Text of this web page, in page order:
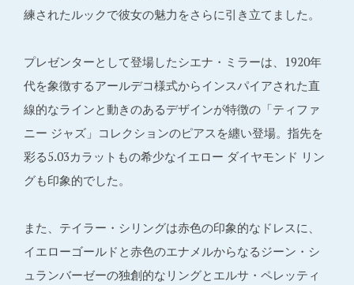
練されたルックで彼女の魅力をさらに引き立てました。
プレゼンターとして登場したシエナ・ミラーは、1920年
代を象徴するアールデコ様式からインスパイアされた直
線的なラインと動きのあるデザインが特徴の「ティファ
ニー ジャズ」コレクションのピアスを纏い登場。指先を
彩る5.03カラットもの希少なイエロー ダイヤモンド リン
グも印象的でした。
また、テイラー・シリングは赤色の印象的なドレスに、
イエローゴールドと赤色のエナメルからなるジーン・シ
ュランバーゼーの独創的なリングとエルサ・ペレッティ